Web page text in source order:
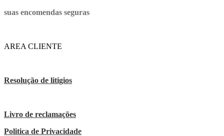
suas encomendas seguras
AREA CLIENTE
Resolução de litigios
Livro de reclamações
Politica de Privacidade